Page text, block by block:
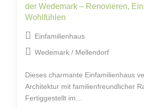
der Wedemark – Renovieren,
Wohlfühlen
Einfamilienhaus
Wedemark / Mellendorf
Dieses charmante Einfamilienhaus
Architektur mit familienfreundlicher
Fertiggestellt im…